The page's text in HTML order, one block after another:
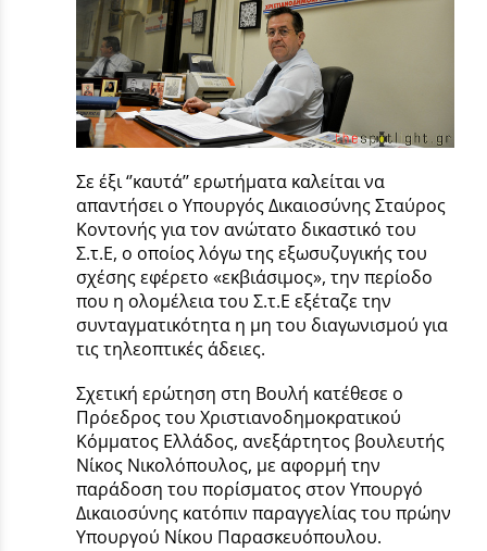
Σε έξι ‘’καυτά’’ ερωτήματα καλείται να
απαντήσει ο Υπουργός Δικαιοσύνης Σταύρος
Κοντονής για τον ανώτατο δικαστικό του
Σ.τ.Ε, ο οποίος λόγω της εξωσυζυγικής του
σχέσης εφέρετο «εκβιάσιμος», την περίοδο
που η ολομέλεια του Σ.τ.Ε εξέταζε την
συνταγματικότητα η μη του διαγωνισμού για
τις τηλεοπτικές άδειες.
Σχετική ερώτηση στη Βουλή κατέθεσε ο
Πρόεδρος του Χριστιανοδημοκρατικού
Κόμματος Ελλάδος, ανεξάρτητος βουλευτής
Νίκος Νικολόπουλος, με αφορμή την
παράδοση του πορίσματος στον Υπουργό
Δικαιοσύνης κατόπιν παραγγελίας του πρώην
Υπουργού Νίκου Παρασκευόπουλου.